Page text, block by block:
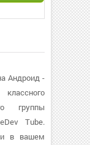
Андроид -
группы
Tube.
в вашем